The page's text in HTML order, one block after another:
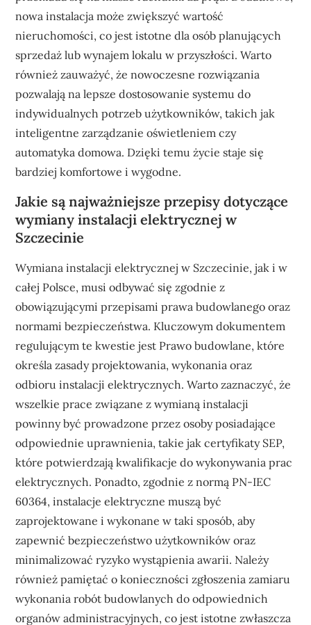
nowa instalacja może zwiększyć wartość
nieruchomości, co jest istotne dla osób planujących
sprzedaż lub wynajem lokalu w przyszłości. Warto
również zauważyć, że nowoczesne rozwiązania
pozwalają na lepsze dostosowanie systemu do
indywidualnych potrzeb użytkowników, takich jak
inteligentne zarządzanie oświetleniem czy
automatyka domowa. Dzięki temu życie staje się
bardziej komfortowe i wygodne.
Jakie są najważniejsze przepisy dotyczące
wymiany instalacji elektrycznej w
Szczecinie
Wymiana instalacji elektrycznej w Szczecinie, jak i w
całej Polsce, musi odbywać się zgodnie z
obowiązującymi przepisami prawa budowlanego oraz
normami bezpieczeństwa. Kluczowym dokumentem
regulującym te kwestie jest Prawo budowlane, które
określa zasady projektowania, wykonania oraz
odbioru instalacji elektrycznych. Warto zaznaczyć, że
wszelkie prace związane z wymianą instalacji
powinny być prowadzone przez osoby posiadające
odpowiednie uprawnienia, takie jak certyfikaty SEP,
które potwierdzają kwalifikacje do wykonywania prac
elektrycznych. Ponadto, zgodnie z normą PN-IEC
60364, instalacje elektryczne muszą być
zaprojektowane i wykonane w taki sposób, aby
zapewnić bezpieczeństwo użytkowników oraz
minimalizować ryzyko wystąpienia awarii. Należy
również pamiętać o konieczności zgłoszenia zamiaru
wykonania robót budowlanych do odpowiednich
organów administracyjnych, co jest istotne zwłaszcza